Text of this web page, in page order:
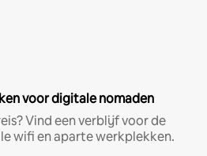
voor digitale nomaden
Vind een verblijf voor de
wifi en aparte werkplekken.